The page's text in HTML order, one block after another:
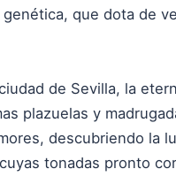
que dota de
de Sevilla, la
plazuelas y
descubriendo la
tonadas pronto